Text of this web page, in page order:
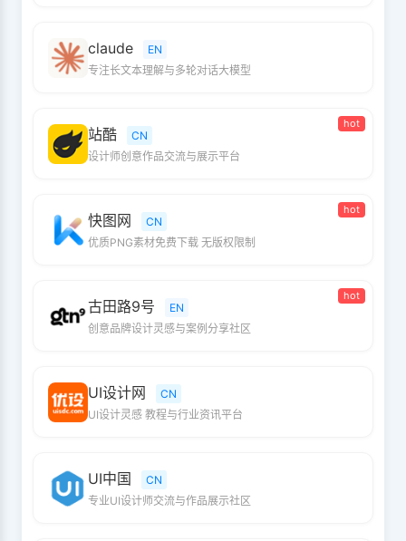
claude
EN
专注长文本理解与多轮对话大模型
hot
站酷
CN
设计师创意作品交流与展示平台
hot
快图网
CN
优质PNG素材免费下载 无版权限制
hot
古田路9号
EN
创意品牌设计灵感与案例分享社区
UI设计网
CN
UI设计灵感 教程与行业资讯平台
UI中国
CN
专业UI设计师交流与作品展示社区